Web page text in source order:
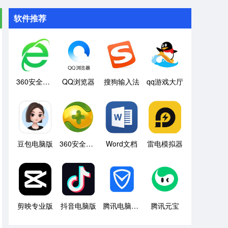
软件推荐
360安全浏览器 QQ浏览器 搜狗输入法 qq游戏大厅
豆包电脑版 360安全卫士 Word文档 雷电模拟器
剪映专业版 抖音电脑版 腾讯电脑管家 腾讯元宝